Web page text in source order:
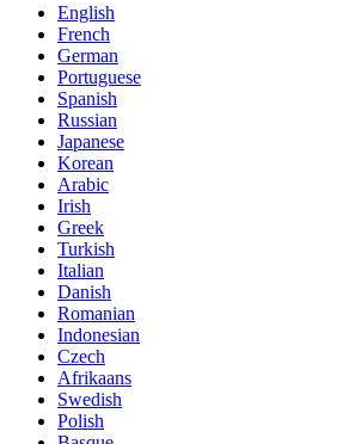
English
French
German
Portuguese
Spanish
Russian
Japanese
Korean
Arabic
Irish
Greek
Turkish
Italian
Danish
Romanian
Indonesian
Czech
Afrikaans
Swedish
Polish